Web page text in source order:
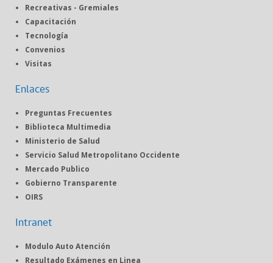
Recreativas - Gremiales
Capacitación
Tecnología
Convenios
Visitas
Enlaces
Preguntas Frecuentes
Biblioteca Multimedia
Ministerio de Salud
Servicio Salud Metropolitano Occidente
Mercado Publico
Gobierno Transparente
OIRS
Intranet
Modulo Auto Atención
Resultado Exámenes en Linea